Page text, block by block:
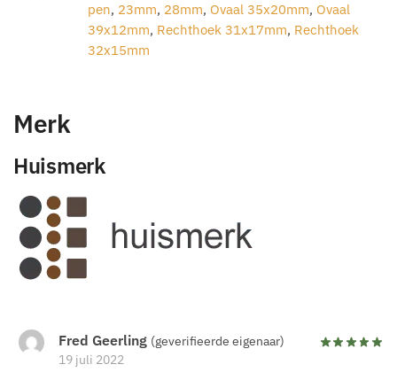
pen, 23mm, 28mm, Ovaal 35x20mm, Ovaal
39x12mm, Rechthoek 31x17mm, Rechthoek
32x15mm
Merk
Huismerk
Fred Geerling (geverifieerde eigenaar)
19 juli 2022